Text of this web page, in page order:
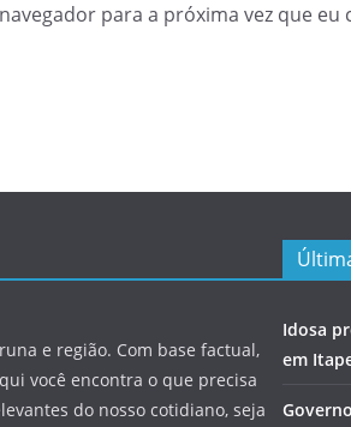
para a próxima vez que eu
e região. Com base factual,
você encontra o que precisa
do nosso cotidiano, seja
Idosa
em